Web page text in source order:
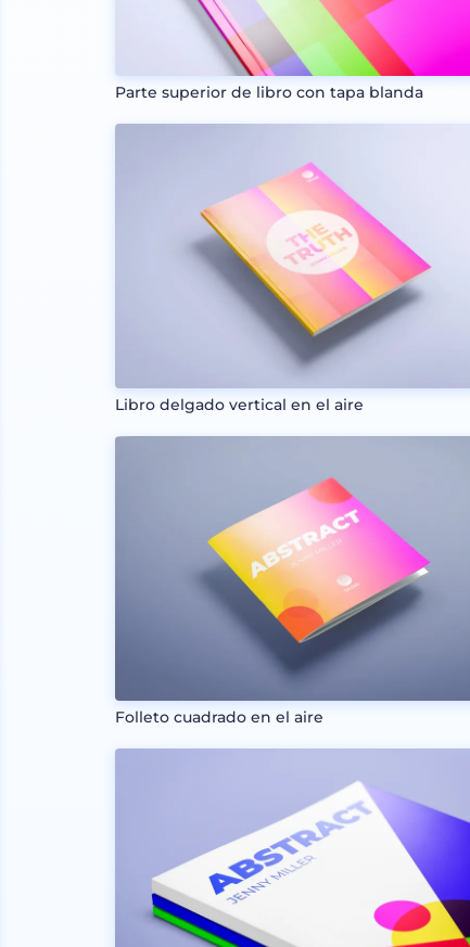
Parte superior de libro con tapa blanda
Libro delgado vertical en el aire
Folleto cuadrado en el aire